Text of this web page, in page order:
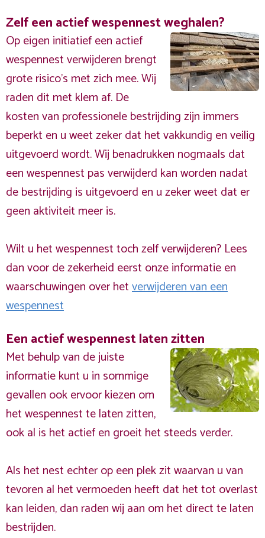
Zelf een actief wespennest weghalen?
Op eigen initiatief een actief
wespennest verwijderen brengt
grote risico’s met zich mee. Wij
raden dit met klem af. De
kosten van professionele bestrijding zijn immers
beperkt en u weet zeker dat het vakkundig en veilig
uitgevoerd wordt. Wij benadrukken nogmaals dat
een wespennest pas verwijderd kan worden nadat
de bestrijding is uitgevoerd en u zeker weet dat er
geen aktiviteit meer is.
Wilt u het wespennest toch zelf verwijderen? Lees
dan voor de zekerheid eerst onze informatie en
waarschuwingen over hetverwijderen van een
wespennest
Een actief wespennest laten zitten
Met behulp van de juiste
informatie kunt u in sommige
gevallen ook ervoor kiezen om
het wespennest te laten zitten,
ook al is het actief en groeit het steeds verder.
Als het nest echter op een plek zit waarvan u van
tevoren al het vermoeden heeft dat het tot overlast
kan leiden, dan raden wij aan om het direct te laten
bestrijden.